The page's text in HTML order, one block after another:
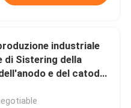
industriale
di Sistering della
e del catodo
al litio della
di Graphene